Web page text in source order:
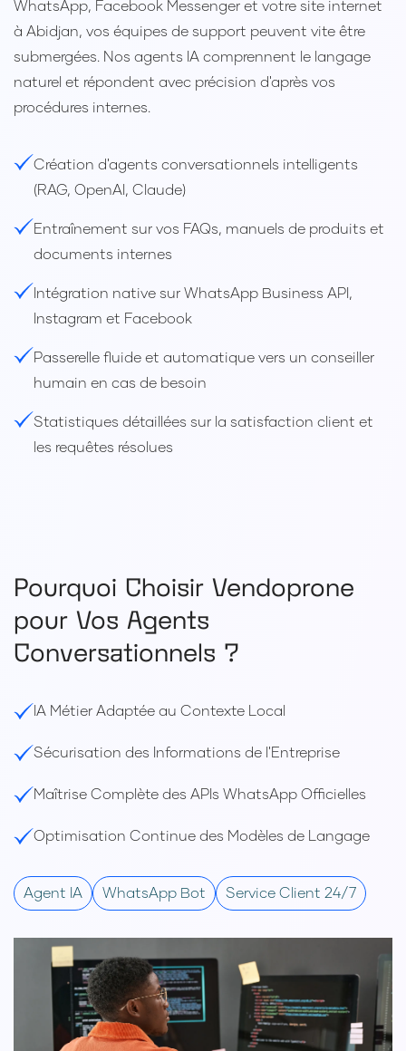
WhatsApp, Facebook Messenger et votre site internet
à Abidjan, vos équipes de support peuvent vite être
submergées. Nos agents IA comprennent le langage
naturel et répondent avec précision d'après vos
procédures internes.
Création d'agents conversationnels intelligents
(RAG, OpenAI, Claude)
Entraînement sur vos FAQs, manuels de produits et
documents internes
Intégration native sur WhatsApp Business API,
Instagram et Facebook
Passerelle fluide et automatique vers un conseiller
humain en cas de besoin
Statistiques détaillées sur la satisfaction client et
les requêtes résolues
Pourquoi Choisir Vendoprone
pour Vos Agents
Conversationnels ?
IA Métier Adaptée au Contexte Local
Sécurisation des Informations de l'Entreprise
Maîtrise Complète des APIs WhatsApp Officielles
Optimisation Continue des Modèles de Langage
Agent IA WhatsApp Bot Service Client 24/7